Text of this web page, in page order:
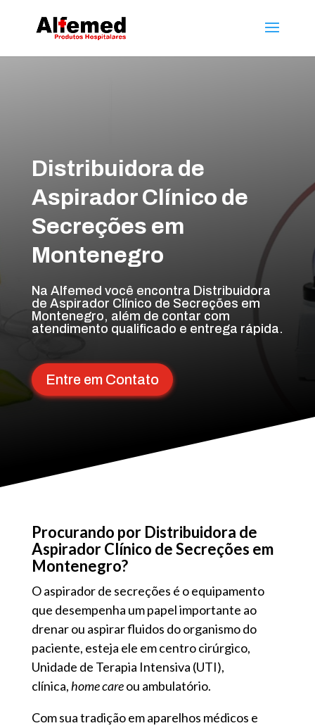
Distribuidora de
Aspirador Clínico de
Secreções em
Montenegro
Na Alfemed você encontra Distribuidora
de Aspirador Clínico de Secreções em
Montenegro, além de contar com
atendimento qualificado e entrega rápida.
Entre em Contato
Procurando por Distribuidora de
Aspirador Clínico de Secreções em
Montenegro?
O aspirador de secreções é o equipamento
que desempenha um papel importante ao
drenar ou aspirar fluidos do organismo do
paciente, esteja ele em centro cirúrgico,
Unidade de Terapia Intensiva (UTI),
clínica,home careou ambulatório.
Com sua tradição em aparelhos médicos e